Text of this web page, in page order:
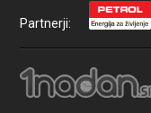
Partnerji: